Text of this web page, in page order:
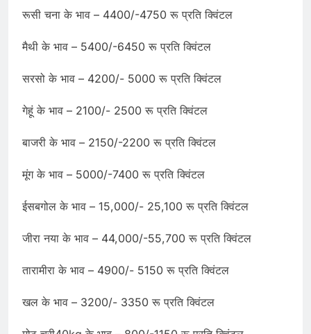
रूसी चना के भाव – 4400/-4750 रू प्रति क्विंटल
मैथी के भाव – 5400/-6450 रू प्रति क्विंटल
सरसो के भाव – 4200/- 5000 रू प्रति क्विंटल
गेहूं के भाव – 2100/- 2500 रू प्रति क्विंटल
बाजरी के भाव – 2150/-2200 रू प्रति क्विंटल
मूंग के भाव – 5000/-7400 रू प्रति क्विंटल
ईसबगोल के भाव – 15,000/- 25,100 रू प्रति क्विंटल
जीरा नया के भाव – 44,000/-55,700 रू प्रति क्विंटल
तारामीरा के भाव – 4900/- 5150 रू प्रति क्विंटल
खल के भाव – 3200/- 3350 रू प्रति क्विंटल